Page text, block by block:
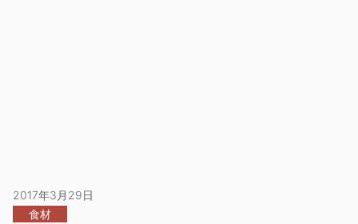
2017年3月29日
食材